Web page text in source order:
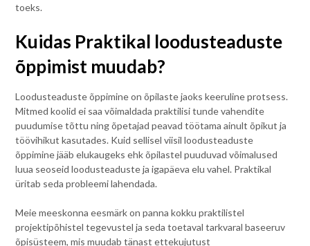
toeks.
Kuidas Praktikal loodusteaduste
õppimist muudab?
Loodusteaduste õppimine on õpilaste jaoks keeruline protsess.
Mitmed koolid ei saa võimaldada praktilisi tunde vahendite
puudumise tõttu ning õpetajad peavad töötama ainult õpikut ja
töövihikut kasutades. Kuid sellisel viisil loodusteaduste
õppimine jääb elukaugeks ehk õpilastel puuduvad võimalused
luua seoseid loodusteaduste ja igapäeva elu vahel. Praktikal
üritab seda probleemi lahendada.
Meie meeskonna eesmärk on panna kokku praktilistel
projektipõhistel tegevustel ja seda toetaval tarkvaral baseeruv
õpisüsteem, mis muudab tänast ettekujutust